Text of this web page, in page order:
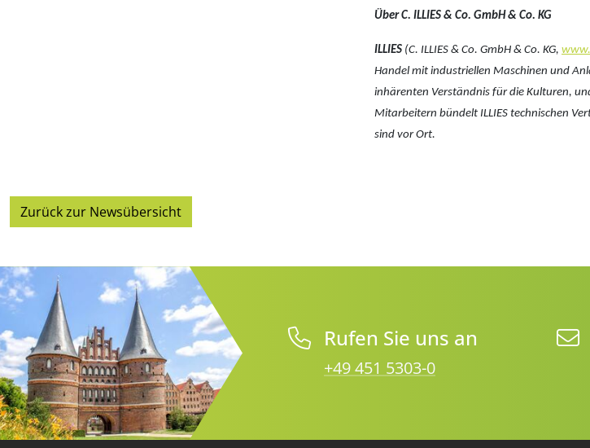
Über C. ILLIES & Co. GmbH & Co. KG
ILLIES (C. ILLIES & Co. GmbH & Co. KG,
Handel mit industriellen Maschinen und
inhärenten Verständnis für die Kulturen,
Mitarbeitern bündelt ILLIES technischen
sind vor Ort.
Zurück zur Newsübersicht
Rufen Sie uns an
+49 451 5303-0